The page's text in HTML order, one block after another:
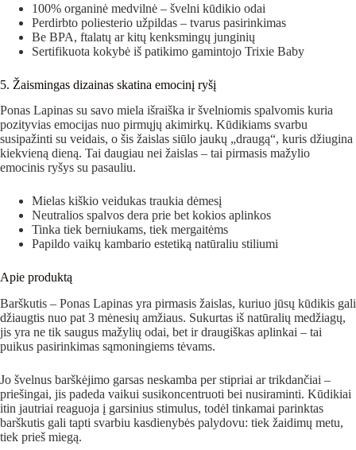
100% organinė medvilnė – švelni kūdikio odai
Perdirbto poliesterio užpildas – tvarus pasirinkimas
Be BPA, ftalatų ar kitų kenksmingų junginių
Sertifikuota kokybė iš patikimo gamintojo Trixie Baby
5. Žaismingas dizainas skatina emocinį ryšį
Ponas Lapinas su savo miela išraiška ir švelniomis spalvomis kuria
pozityvias emocijas nuo pirmųjų akimirkų. Kūdikiams svarbu
susipažinti su veidais, o šis žaislas siūlo jaukų „draugą“, kuris džiugina
kiekvieną dieną. Tai daugiau nei žaislas – tai pirmasis mažylio
emocinis ryšys su pasauliu.
Mielas kiškio veidukas traukia dėmesį
Neutralios spalvos dera prie bet kokios aplinkos
Tinka tiek berniukams, tiek mergaitėms
Papildo vaikų kambario estetiką natūraliu stiliumi
Apie produktą
Barškutis – Ponas Lapinas yra pirmasis žaislas, kuriuo jūsų kūdikis gali
džiaugtis nuo pat 3 mėnesių amžiaus. Sukurtas iš natūralių medžiagų,
jis yra ne tik saugus mažylių odai, bet ir draugiškas aplinkai – tai
puikus pasirinkimas sąmoningiems tėvams.
Jo švelnus barškėjimo garsas neskamba per stipriai ar trikdančiai –
priešingai, jis padeda vaikui susikoncentruoti bei nusiraminti. Kūdikiai
itin jautriai reaguoja į garsinius stimulus, todėl tinkamai parinktas
barškutis gali tapti svarbiu kasdienybės palydovu: tiek žaidimų metu,
tiek prieš miegą.